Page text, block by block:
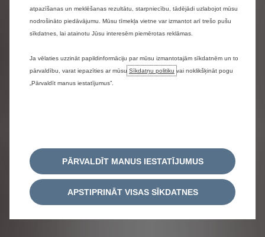
atpazīšanas un meklēšanas rezultātu, starpniecību, tādējādi uzlabojot mūsu
nodrošināto piedāvājumu. Mūsu tīmekļa vietne var izmantot arī trešo pušu
sīkdatnes, lai atainotu Jūsu interesēm piemērotas reklāmas.
Ja vēlaties uzzināt papildinformāciju par mūsu izmantotajām sīkdatnēm un to
pārvaldību, varat iepazīties ar mūsu Sīkdatņu politiku vai noklikšķināt pogu
„Pārvaldīt manus iestatījumus”.
PĀRVALDĪT MANUS IESTATĪJUMUS
APSTIPRINĀT VISAS SĪKDATNES